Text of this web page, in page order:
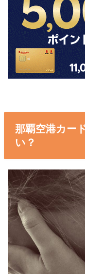
那覇空港カー
い？